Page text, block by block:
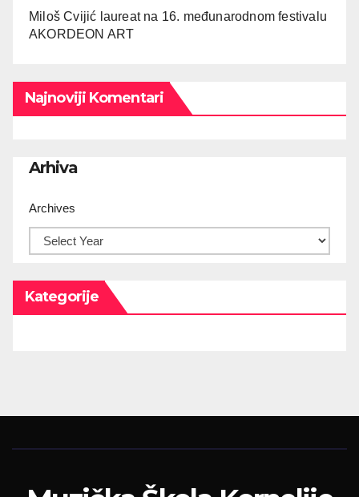
Miloš Cvijić laureat na 16. međunarodnom festivalu
AKORDEON ART
Najnoviji Komentari
Arhiva
Archives
Kategorije